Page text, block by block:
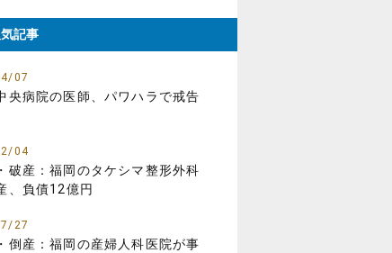
記事
07
央病院の医師、パワハラで戒告
04
破産：福岡のタケシマ整形外科
、負債12億円
27
倒産：福岡の産婦人科医院が事